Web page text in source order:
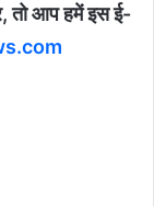
तो आप हमें इस ई-